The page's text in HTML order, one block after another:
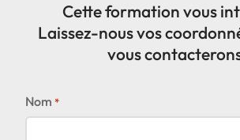
Cette formation vous
Laissez-nous vos
vous
Nom *